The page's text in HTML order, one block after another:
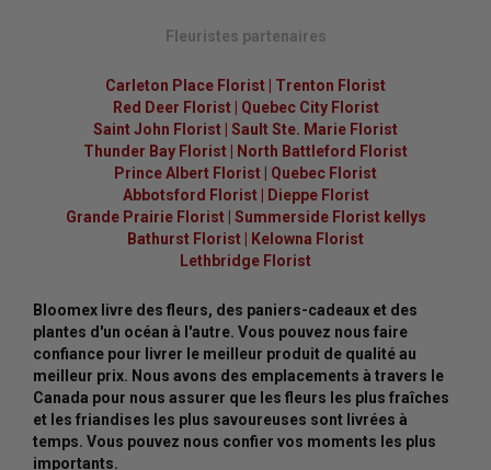
Fleuristes partenaires
Carleton Place Florist
Trenton Florist
Red Deer Florist| Quebec City Florist
Saint John Florist Sault Ste. Marie Florist
Thunder Bay Florist
North Battleford Florist
Prince Albert Florist
Quebec Florist
Abbotsford Florist|
Dieppe Florist
Grande Prairie Florist| Summerside Florist kellys
Bathurst Florist
Kelowna Florist
Lethbridge Florist
Bloomex livre des fleurs, des paniers-cadeaux et des
plantes d'un océan à l'autre. Vous pouvez nous faire
confiance pour livrer le meilleur produit de qualité au
meilleur prix. Nous avons des emplacements à travers le
Canada pour nous assurer que les fleurs les plus fraîches
et les friandises les plus savoureuses sont livrées à
temps. Vous pouvez nous confier vos moments les plus
importants.